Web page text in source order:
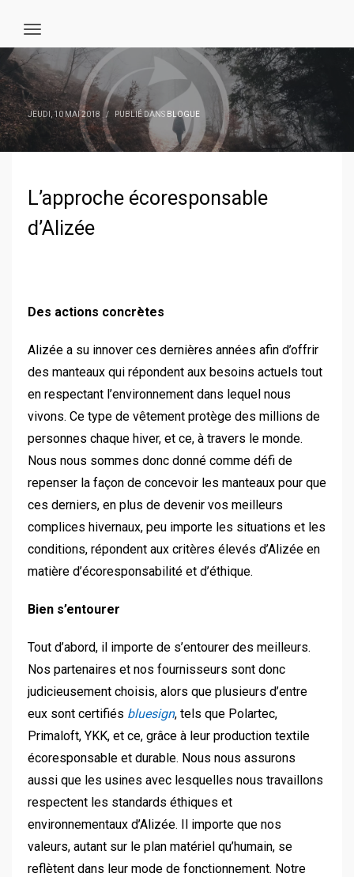
JEUDI, 10 MAI 2018 / PUBLIÉ DANS BLOGUE
L’approche écoresponsable
d’Alizée
Des actions concrètes
Alizée a su innover ces dernières années afin d’offrir
des manteaux qui répondent aux besoins actuels tout
en respectant l’environnement dans lequel nous
vivons. Ce type de vêtement protège des millions de
personnes chaque hiver, et ce, à travers le monde.
Nous nous sommes donc donné comme défi de
repenser la façon de concevoir les manteaux pour que
ces derniers, en plus de devenir vos meilleurs
complices hivernaux, peu importe les situations et les
conditions, répondent aux critères élevés d’Alizée en
matière d’écoresponsabilité et d’éthique.
Bien s’entourer
Tout d’abord, il importe de s’entourer des meilleurs.
Nos partenaires et nos fournisseurs sont donc
judicieusement choisis, alors que plusieurs d’entre
eux sont certifiés bluesign, tels que Polartec,
Primaloft, YKK, et ce, grâce à leur production textile
écoresponsable et durable. Nous nous assurons
aussi que les usines avec lesquelles nous travaillons
respectent les standards éthiques et
environnementaux d’Alizée. Il importe que nos
valeurs, autant sur le plan matériel qu’humain, se
reflètent dans leur mode de fonctionnement. Notre